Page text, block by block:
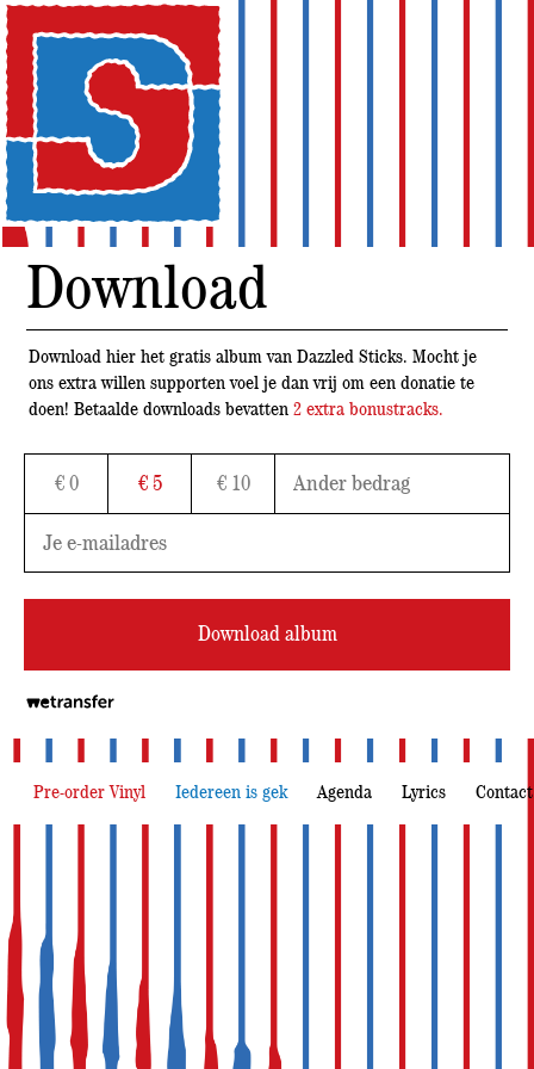
Download
Download hier het gratis album van Dazzled Sticks. Mocht je
ons extra willen supporten voel je dan vrij om een donatie te
doen! Betaalde downloads bevatten 2 extra bonustracks.
€ 0 € 5 € 10
Download album
Pre-order Vinyl Iedereen is gek Agenda Lyrics Contact